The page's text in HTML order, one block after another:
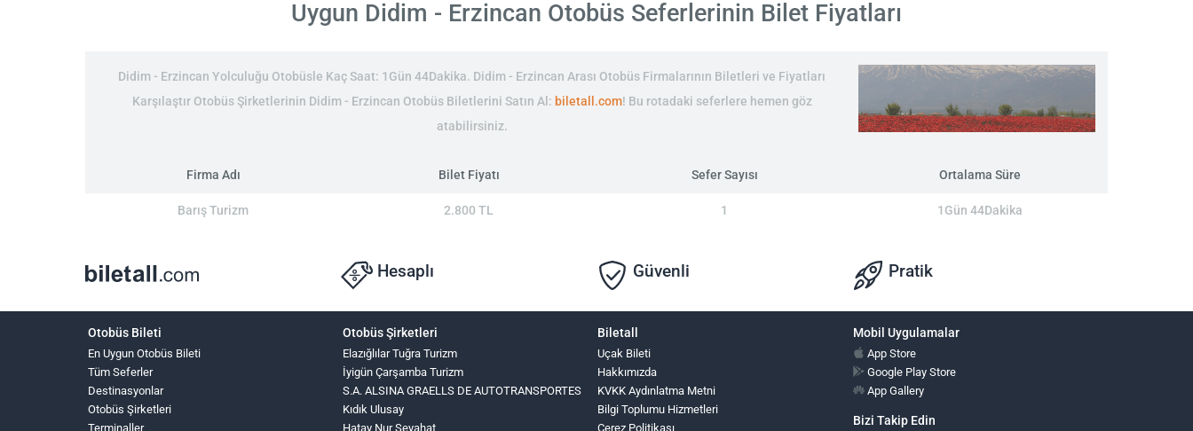
Uygun Didim - Erzincan Otobüs Seferlerinin Bilet Fiyatları
Didim - Erzincan Yolculuğu Otobüsle Kaç Saat: 1Gün 44Dakika. Didim - Erzincan Arası Otobüs Firmalarının Biletleri ve Fiyatları
Karşılaştır Otobüs Şirketlerinin Didim - Erzincan Otobüs Biletlerini Satın Al: biletall.com! Bu rotadaki seferlere hemen göz
atabilirsiniz.
Firma Adı Bilet Fiyatı Sefer Sayısı Ortalama Süre
Barış Turizm 2.800 TL 1 1Gün 44Dakika
Hesaplı Güvenli Pratik
Otobüs Bileti
En Uygun Otobüs Bileti
Tüm Seferler
Destinasyonlar
Otobüs Şirketleri
Terminaller
Otobüs Şirketleri
Elazığlılar Tuğra Turizm
İyigün Çarşamba Turizm
S.A. ALSINA GRAELLS DE AUTOTRANSPORTES
Kıdık Ulusay
Hatay Nur Seyahat
Biletall
Uçak Bileti
Hakkımızda
KVKK Aydınlatma Metni
Bilgi Toplumu Hizmetleri
Çerez Politikası
Mobil Uygulamalar
App Store
Google Play Store
App Gallery
Bizi Takip Edin